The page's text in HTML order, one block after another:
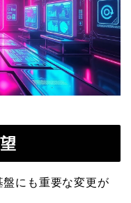
にも重要な変更が